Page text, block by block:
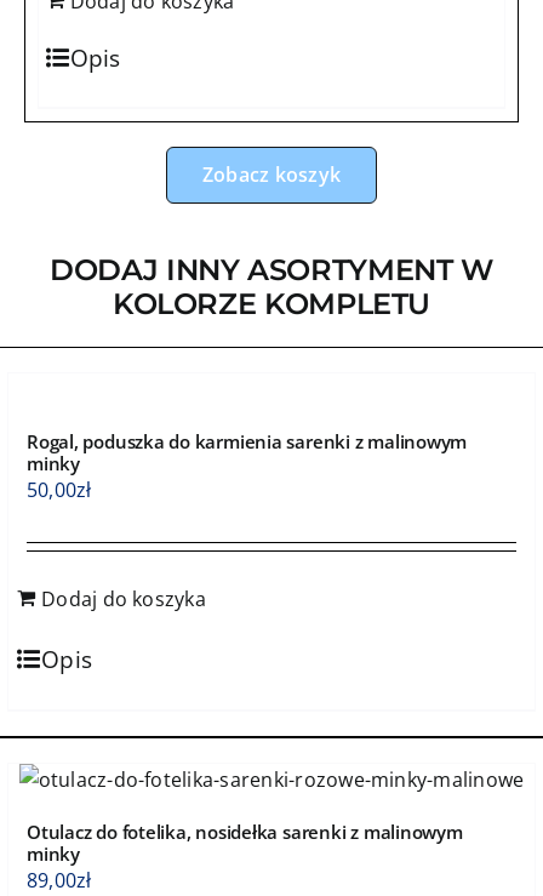
Opis
Zobacz koszyk
DODAJ INNY ASORTYMENT W
KOLORZE KOMPLETU
Rogal, poduszka do karmienia sarenki z malinowym
minky
50,00zł
Dodaj do koszyka
Opis
Otulacz do fotelika, nosidełka sarenki z malinowym
minky
89,00zł